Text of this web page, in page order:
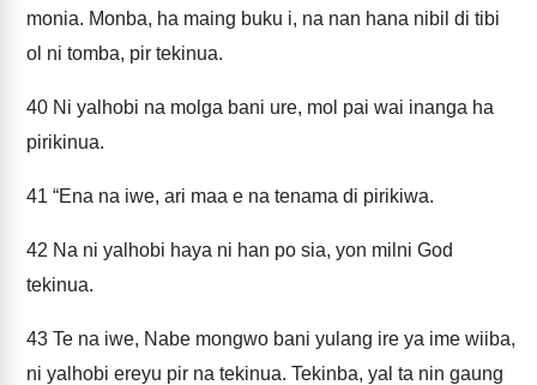
monia. Monba, ha maing buku i, na nan hana nibil di tibi
ol ni tomba, pir tekinua.
40 Ni yalhobi na molga bani ure, mol pai wai inanga ha
pirikinua.
41 “Ena na iwe, ari maa e na tenama di pirikiwa.
42 Na ni yalhobi haya ni han po sia, yon milni God
tekinua.
43 Te na iwe, Nabe mongwo bani yulang ire ya ime wiiba,
ni yalhobi ereyu pir na tekinua. Tekinba, yal ta nin gaung